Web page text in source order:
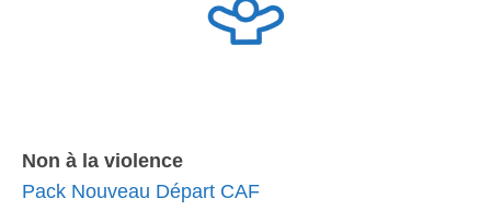
Non à la violence
Pack Nouveau Départ CAF